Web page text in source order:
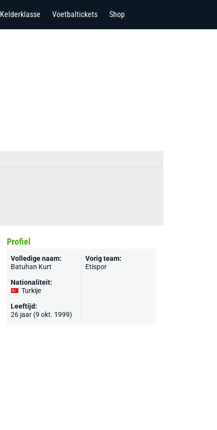
Kelderklasse Voetbaltickets Shop
Profiel
Volledige naam:
Batuhan Kurt
Nationaliteit:
Turkije
Leeftijd:
26 jaar (9 okt. 1999)
Vorig team:
Etispor